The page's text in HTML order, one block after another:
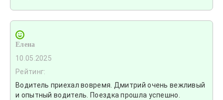
Елена
10.05.2025
Рейтинг:
Водитель приехал вовремя. Дмитрий очень вежливый
и опытный водитель. Поездка прошла успешно.